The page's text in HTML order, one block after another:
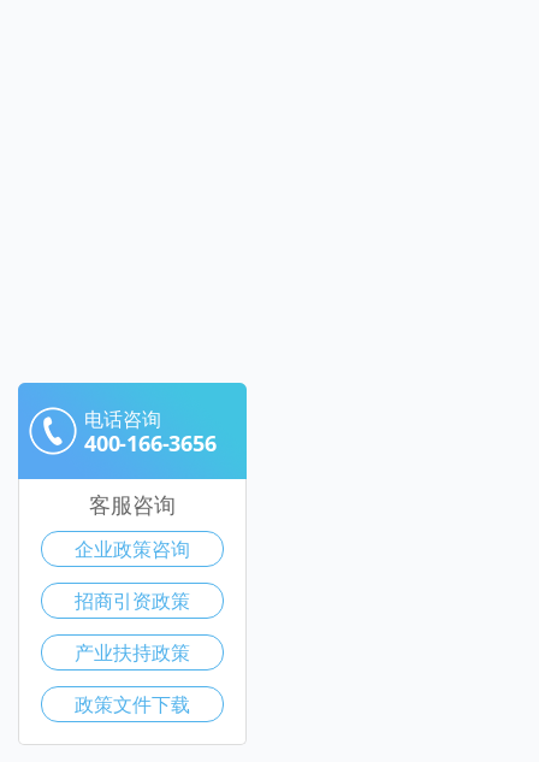
电话咨询
400-166-3656
客服咨询
企业政策咨询
招商引资政策
产业扶持政策
政策文件下载